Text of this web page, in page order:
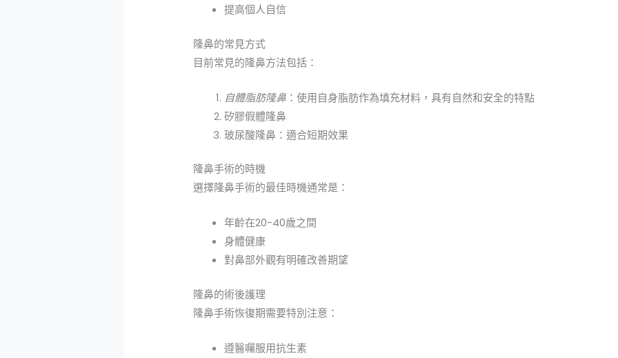
提高個人自信
隆鼻的常見方式
目前常見的隆鼻方法包括：
自體脂肪隆鼻 ：使用自身脂肪作為填充材料，具有自然和安全的特點
矽膠假體隆鼻
玻尿酸隆鼻：適合短期效果
隆鼻手術的時機
選擇隆鼻手術的最佳時機通常是：
年齡在20-40歲之間
身體健康
對鼻部外觀有明確改善期望
隆鼻的術後護理
隆鼻手術恢復期需要特別注意：
遵醫囑服用抗生素